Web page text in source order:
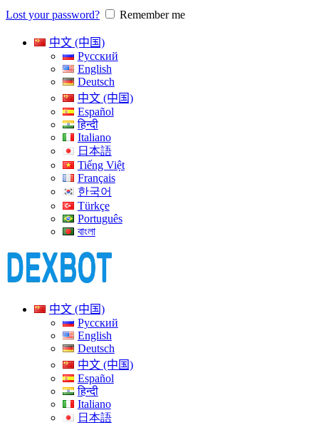
Lost your password? Remember me
中文 (中国)
Русский
English
Deutsch
中文 (中国)
Español
हिन्दी
Italiano
日本語
Tiếng Việt
Français
한국어
Türkçe
Português
বাংলা
中文 (中国)
Русский
English
Deutsch
中文 (中国)
Español
हिन्दी
Italiano
日本語